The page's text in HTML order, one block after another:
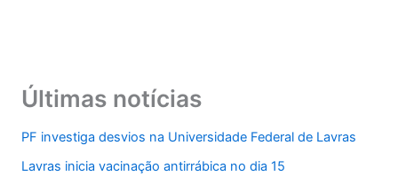
Últimas notícias
PF investiga desvios na Universidade Federal de Lavras
Lavras inicia vacinação antirrábica no dia 15